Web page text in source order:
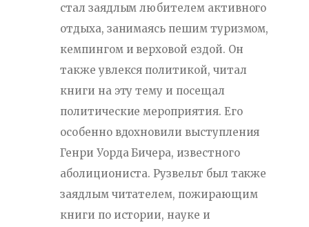
стал заядлым любителем активного
отдыха, занимаясь пешим туризмом,
кемпингом и верховой ездой. Он
также увлекся политикой, читал
книги на эту тему и посещал
политические мероприятия. Его
особенно вдохновили выступления
Генри Уорда Бичера, известного
аболициониста. Рузвельт был также
заядлым читателем, пожирающим
книги по истории, науке и